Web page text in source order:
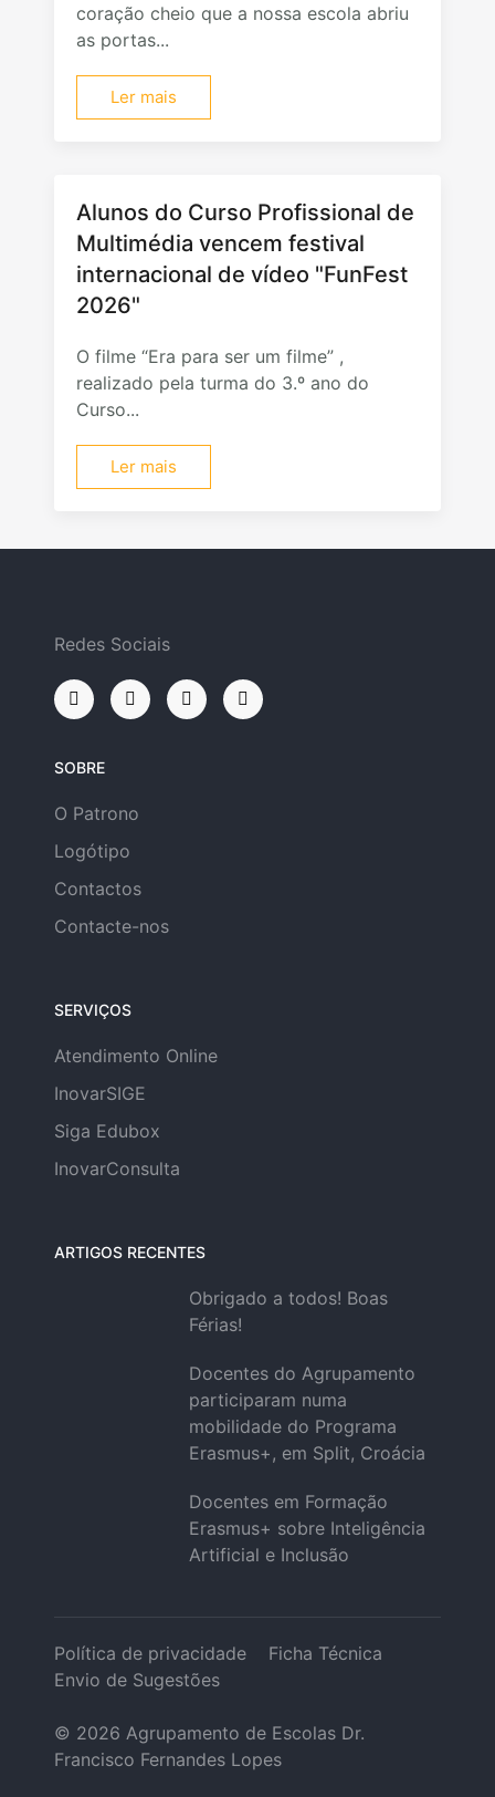
coração cheio que a nossa escola abriu
as portas...
Ler mais
Alunos do Curso Profissional de
Multimédia vencem festival
internacional de vídeo "FunFest
2026"
O filme “Era para ser um filme” ,
realizado pela turma do 3.º ano do
Curso...
Ler mais
Redes Sociais
SOBRE
O Patrono
Logótipo
Contactos
Contacte-nos
SERVIÇOS
Atendimento Online
InovarSIGE
Siga Edubox
InovarConsulta
ARTIGOS RECENTES
Obrigado a todos! Boas
Férias!
Docentes do Agrupamento
participaram numa
mobilidade do Programa
Erasmus+, em Split, Croácia
Docentes em Formação
Erasmus+ sobre Inteligência
Artificial e Inclusão
Política de privacidade
Ficha Técnica
Envio de Sugestões
© 2026 Agrupamento de Escolas Dr.
Francisco Fernandes Lopes